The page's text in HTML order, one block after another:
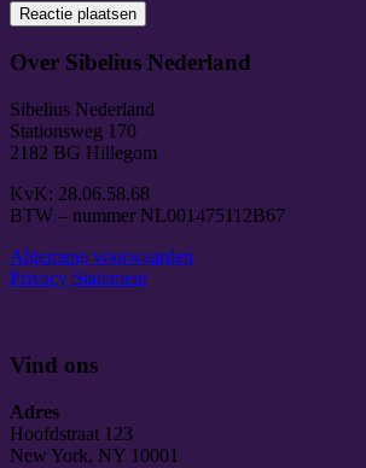
Over Sibelius Nederland
Sibelius Nederland
Stationsweg 170
2182 BG Hillegom
KvK: 28.06.58.68
BTW – nummer NL001475112B67
Algemene voorwaarden
Privacy Statement
Vind ons
Adres
Hoofdstraat 123
New York, NY 10001